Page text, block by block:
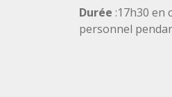
Durée :17h30 en
personnel